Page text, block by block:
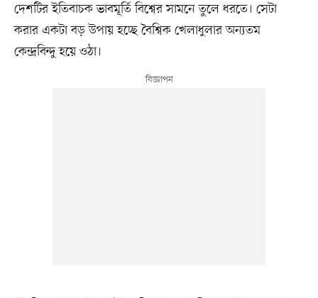
দেশটির ইতিবাচক ভাবমূর্তি বিশ্বের সামনে তুলে ধরতে। সেটা
করার একটা বড় উপায় হচ্ছে বৈশ্বিক খেলাধুলার অন্যতম
কেন্দ্রবিন্দু হয়ে ওঠা।